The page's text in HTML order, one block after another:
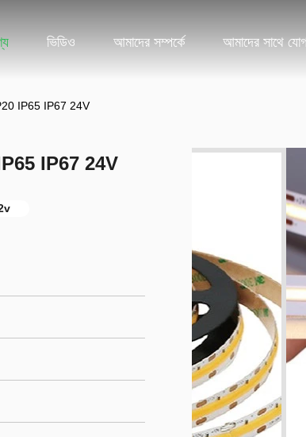
ভিডিও আমাদের সম্পর্কে আমাদের সাথে
IP65 IP67 24V
IP67 24V